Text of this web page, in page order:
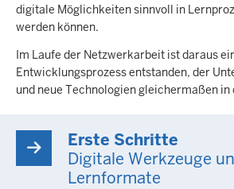
digitale Möglichkeiten sinnvoll in
werden können.
Im Laufe der Netzwerkarbeit ist daraus
Entwicklungsprozess entstanden, der
und neue Technologien gleichermaßen
Erste Schritte
Digitale Werkzeuge
Lernformate